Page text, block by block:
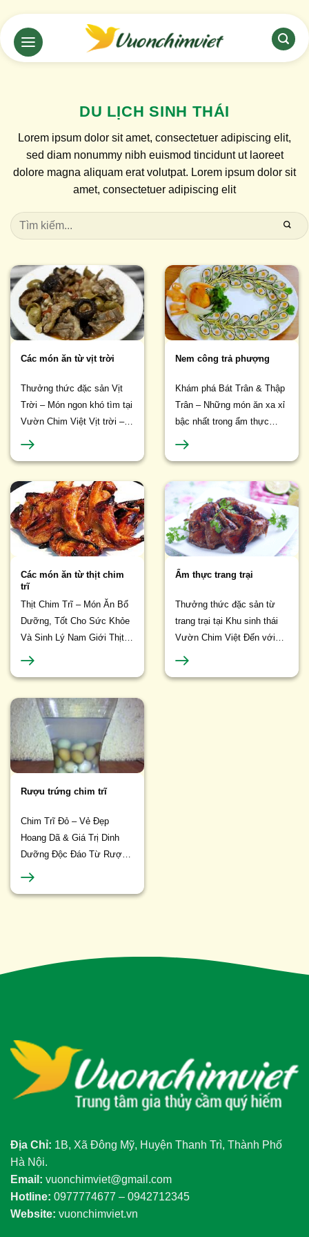
đến
nội
dung
DU LỊCH SINH THÁI
Lorem ipsum dolor sit amet, consectetuer adipiscing elit,
sed diam nonummy nibh euismod tincidunt ut laoreet
dolore magna aliquam erat volutpat. Lorem ipsum dolor sit
amet, consectetuer adipiscing elit
Các món ăn từ vịt trời
Thưởng thức đặc sản Vịt
Trời – Món ngon khó tìm tại
Vườn Chim Việt Vịt trời –
Tinh hoa ẩm thực từ thiên
Nem công trả phượng
Khám phá Bát Trân & Thập
Trân – Những món ăn xa xỉ
bậc nhất trong ẩm thực
cung đình xưa ✨ Bát Trân
Các món ăn từ thịt chim
trĩ
Thịt Chim Trĩ – Món Ăn Bổ
Dưỡng, Tốt Cho Sức Khỏe
Và Sinh Lý Nam Giới Thịt
chim trĩ là một loại thực
Ẩm thực trang trại
Thưởng thức đặc sản từ
trang trại tại Khu sinh thái
Vườn Chim Việt Đến với
Khu du lịch sinh thái Vườn
Rượu trứng chim trĩ
Chim Trĩ Đỏ – Vẻ Đẹp
Hoang Dã & Giá Trị Dinh
Dưỡng Độc Đáo Từ Rượu
Trứng Chim Trĩ Chim trĩ đỏ
Địa Chỉ: 1B, Xã Đông Mỹ, Huyện Thanh Trì, Thành Phố
Hà Nội.
Email: vuonchimviet@gmail.com
Hotline: 0977774677 – 0942712345
Website: vuonchimviet.vn